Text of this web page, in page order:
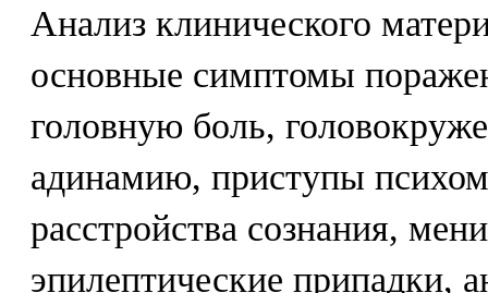
Анализ клинического
основные симптомы
головную боль,
адинамию, приступы
расстройства сознания,
эпилептические припадки,